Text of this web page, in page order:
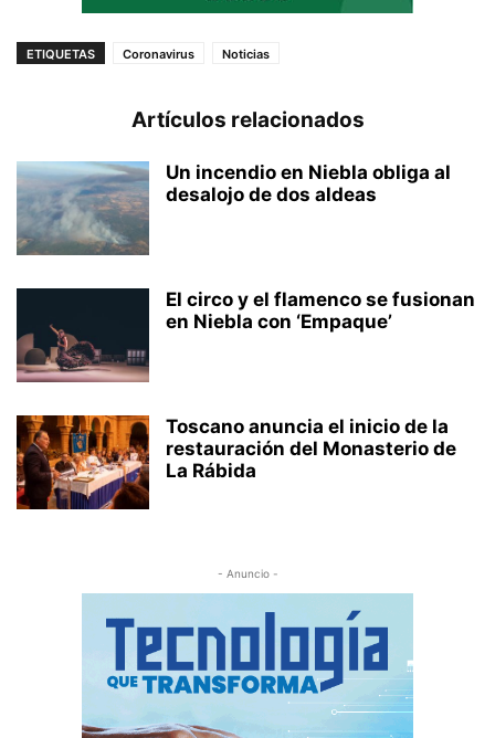
ETIQUETAS Coronavirus Noticias
Artículos relacionados
Un incendio en Niebla obliga al
desalojo de dos aldeas
El circo y el flamenco se fusionan
en Niebla con ‘Empaque’
Toscano anuncia el inicio de la
restauración del Monasterio de
La Rábida
- Anuncio -